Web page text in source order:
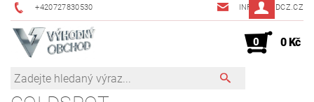
+420727830530 INFO@JMDCZ.CZ
0 0 Kč